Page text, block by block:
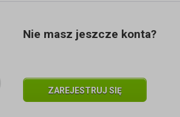
Nie masz jeszcze konta?
ZAREJESTRUJ SIĘ